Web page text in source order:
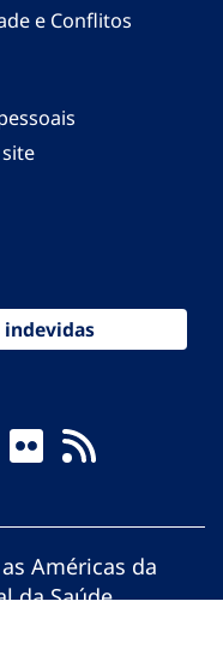
e Conflitos
indevidas
Américas da
da Saúde